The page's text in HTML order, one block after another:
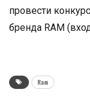
провести
бренда RAM
Ram